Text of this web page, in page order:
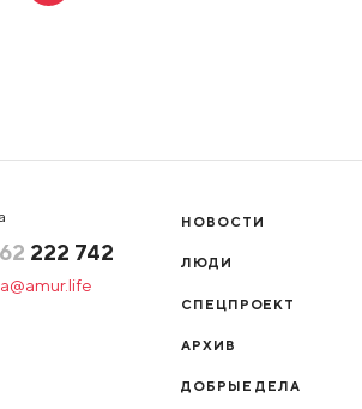
222 742
НОВОСТИ
ЛЮДИ
СПЕЦПРОЕКТ
АРХИВ
ДОБРЫЕ ДЕЛА